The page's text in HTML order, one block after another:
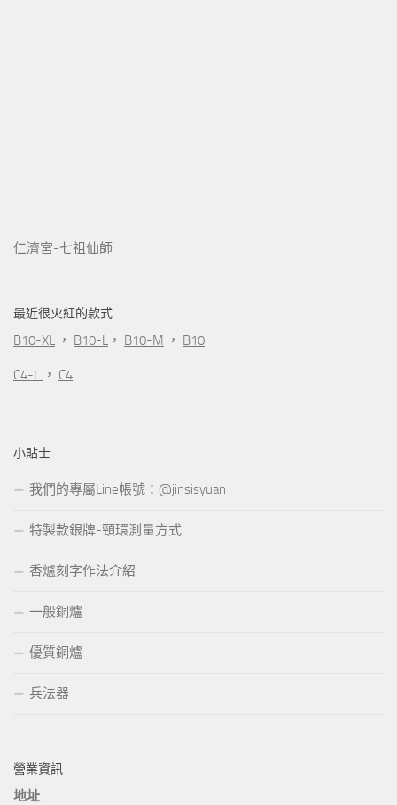
仁濟宮-七祖仙師
最近很火紅的款式
B10-XL ， B10-L ， B10-M ， B10
C4-L ， C4
小貼士
我們的專屬Line帳號：@jinsisyuan
特製款銀牌-頸環測量方式
香爐刻字作法介紹
一般銅爐
優質銅爐
兵法器
營業資訊
地址